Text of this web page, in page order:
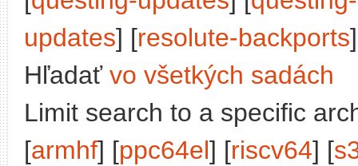
updates] [resolute-backports
Hľadať vo všetkých sadách
Limit search to a specific
[armhf] [ppc64el] [riscv64] [